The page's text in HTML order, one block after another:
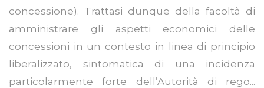
concessione). Trattasi dunque della facoltà di
amministrare gli aspetti economici delle
concessioni in un contesto in linea di principio
liberalizzato, sintomatica di una incidenza
particolarmente forte dell’Autorità di rego...